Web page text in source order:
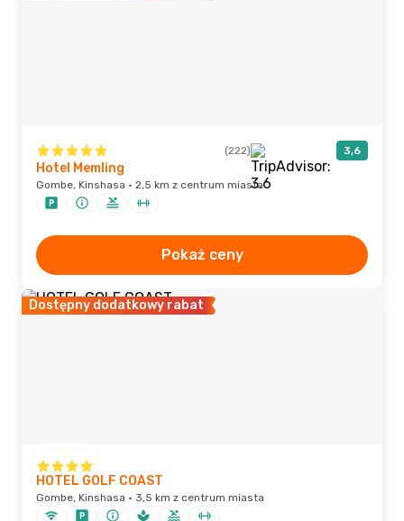
(222) 3,6
Hotel Memling
Gombe, Kinshasa · 2,5 km z centrum miasta
Pokaż ceny
Dostępny dodatkowy rabat
HOTEL GOLF COAST
Gombe, Kinshasa · 3,5 km z centrum miasta